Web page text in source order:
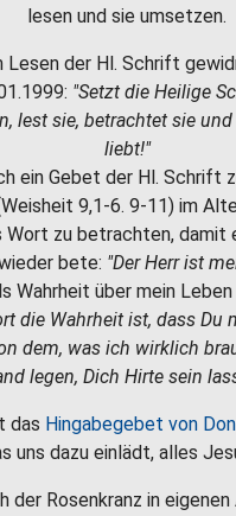
lesen und sie umsetzen.
Lesen der Hl. Schrift
"Setzt die Heilige
lest sie, betrachtet sie
liebt!"
ein Gebet der Hl. Schrift
9,1-6. 9-11) im
Wort zu betrachten, damit
bete: "Der Herr ist
Wahrheit über mein
die Wahrheit ist, dass Du
dem, was ich wirklich
legen, Dich Hirte sein
das Hingabegebet von
uns dazu einlädt, alles
der Rosenkranz in